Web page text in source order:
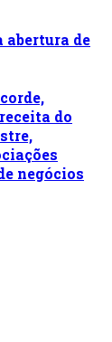
abertura de
do
negócios